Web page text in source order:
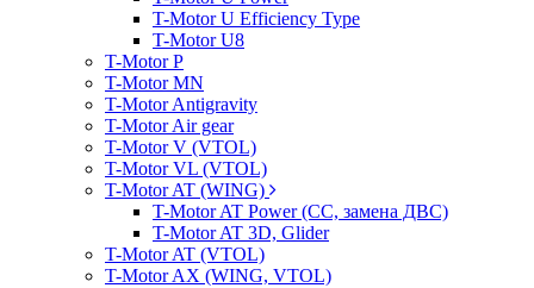
T-Motor U Efficiency Type
T-Motor U8
T-Motor P
T-Motor MN
T-Motor Antigravity
T-Motor Air gear
T-Motor V (VTOL)
T-Motor VL (VTOL)
T-Motor AT (WING)
T-Motor AT Power (CC, замена ДВС)
T-Motor AT 3D, Glider
T-Motor AT (VTOL)
T-Motor AX (WING, VTOL)